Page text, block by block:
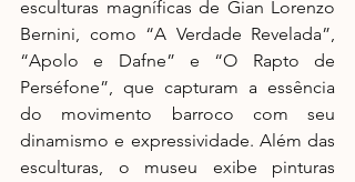
esculturas magníficas de Gian Lorenzo
Bernini, como “A Verdade Revelada”,
“Apolo e Dafne” e “O Rapto de
Perséfone”, que capturam a essência
do movimento barroco com seu
dinamismo e expressividade. Além das
esculturas, o museu exibe pinturas